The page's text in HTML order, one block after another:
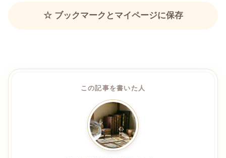
☆ ブックマークとマイページに保存
この記事を書いた人